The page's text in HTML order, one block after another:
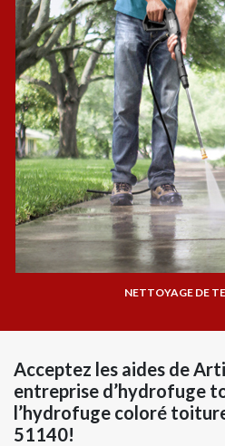
NETTOYAGE DE
Acceptez les aides de
entreprise d’hydrofuge
l’hydrofuge coloré
51140!